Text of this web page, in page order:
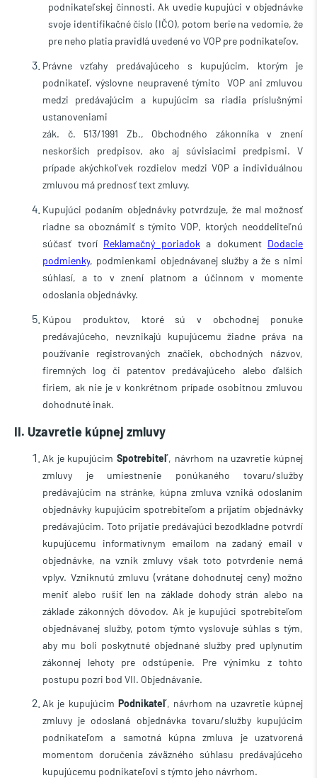
podnikateľskej činnosti. Ak uvedie kupujúci v objednávke
svoje identifikačné číslo (IČO), potom berie na vedomie, že
pre neho platia pravidlá uvedené vo VOP pre podnikateľov.
Právne vzťahy predávajúceho s kupujúcim, ktorým je
podnikateľ, výslovne neupravené týmito VOP ani zmluvou
medzi predávajúcim a kupujúcim sa riadia príslušnými
ustanoveniami
zák. č. 513/1991 Zb., Obchodného zákonníka v znení
neskorších predpisov, ako aj súvisiacimi predpismi. V
prípade akýchkoľvek rozdielov medzi VOP a individuálnou
zmluvou má prednosť text zmluvy.
Kupujúci podaním objednávky potvrdzuje, že mal možnosť
riadne sa oboznámiť s týmito VOP, ktorých neoddeliteľnú
súčasť tvorí Reklamačný poriadok a dokument Dodacie
podmienky, podmienkami objednávanej služby a že s nimi
súhlasí, a to v znení platnom a účinnom v momente
odoslania objednávky.
Kúpou produktov, ktoré sú v obchodnej ponuke
predávajúceho, nevznikajú kupujúcemu žiadne práva na
používanie registrovaných značiek, obchodných názvov,
firemných log či patentov predávajúceho alebo ďalších
firiem, ak nie je v konkrétnom prípade osobitnou zmluvou
dohodnuté inak.
II. Uzavretie kúpnej zmluvy
Ak je kupujúcimSpotrebiteľ, návrhom na uzavretie kúpnej
zmluvy je umiestnenie ponúkaného tovaru/služby
predávajúcim na stránke, kúpna zmluva vzniká odoslaním
objednávky kupujúcim spotrebiteľom a prijatím objednávky
predávajúcim. Toto prijatie predávajúci bezodkladne potvrdí
kupujúcemu informatívnym emailom na zadaný email v
objednávke, na vznik zmluvy však toto potvrdenie nemá
vplyv. Vzniknutú zmluvu (vrátane dohodnutej ceny) možno
meniť alebo rušiť len na základe dohody strán alebo na
základe zákonných dôvodov. Ak je kupujúci spotrebiteľom
objednávanej služby, potom týmto vyslovuje súhlas s tým,
aby mu boli poskytnuté objednané služby pred uplynutím
zákonnej lehoty pre odstúpenie. Pre výnimku z tohto
postupu pozri bod VII. Objednávanie.
Ak je kupujúcim Podnikateľ, návrhom na uzavretie kúpnej
zmluvy je odoslaná objednávka tovaru/služby kupujúcim
podnikateľom a samotná kúpna zmluva je uzatvorená
momentom doručenia záväzného súhlasu predávajúceho
kupujúcemu podnikateľovi s týmto jeho návrhom.